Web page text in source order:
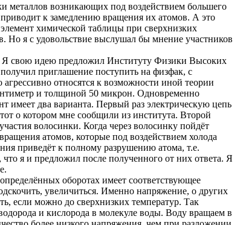
металлов возникающих под воздействием большего
к замедлению вращения их атомов. А это
химической таблицы при сверхнизких
Но я с удовольствие выслушал бы мнение участников
Я свою идею предложил Институту Физики Высоких
приглашение поступить на физфак, с
относятся к возможности иной теории
и толщиной 50 микрон. Одновременно
имеет два варианта. Первый раз электрическую цепь
о котором мне сообщили из института. Второй
волосинки. Когда через волосинку пойдёт
атомов, которые под воздействием холода
приведёт к полному разрушению атома, т.е.
я и предложил после полученного от них ответа. Я
оборотах имеет соответствующее
увеличиться. Именно напряжение, о других
если можно до сверхнизких температур. Так
и кислорода в молекуле воды. Воду вращаем в